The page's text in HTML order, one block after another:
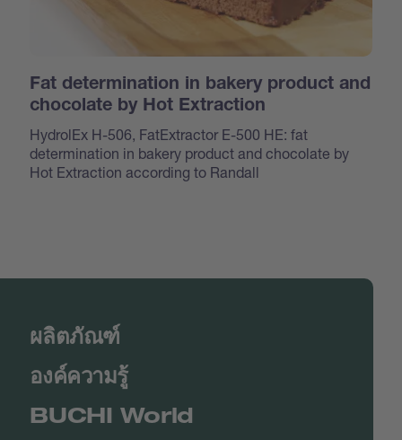
Fat determination in bakery product and
chocolate by Hot Extraction
HydrolEx H-506, FatExtractor E-500 HE: fat
determination in bakery product and chocolate by
Hot Extraction according to Randall
ผลิตภัณฑ์
องค์ความรู้
BUCHI World